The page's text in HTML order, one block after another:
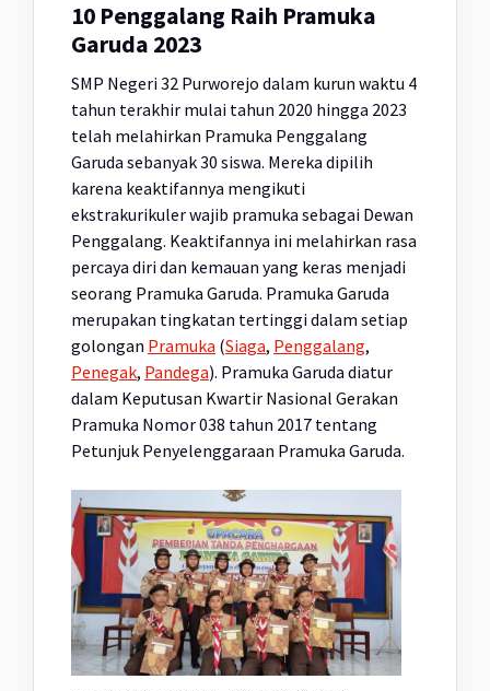
10 Penggalang Raih Pramuka
Garuda 2023
SMP Negeri 32 Purworejo dalam kurun waktu 4
tahun terakhir mulai tahun 2020 hingga 2023
telah melahirkan Pramuka Penggalang
Garuda sebanyak 30 siswa. Mereka dipilih
karena keaktifannya mengikuti
ekstrakurikuler wajib pramuka sebagai Dewan
Penggalang. Keaktifannya ini melahirkan rasa
percaya diri dan kemauan yang keras menjadi
seorang Pramuka Garuda. Pramuka Garuda
merupakan tingkatan tertinggi dalam setiap
golongan Pramuka (Siaga, Penggalang,
Penegak, Pandega). Pramuka Garuda diatur
dalam Keputusan Kwartir Nasional Gerakan
Pramuka Nomor 038 tahun 2017 tentang
Petunjuk Penyelenggaraan Pramuka Garuda.